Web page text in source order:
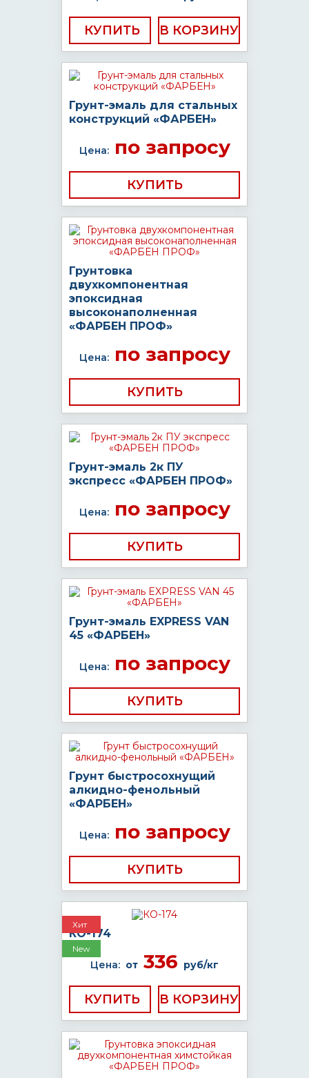
КУПИТЬ
Грунт-эмаль для стальных
конструкций «ФАРБЕН»
Цена:по запросу
КУПИТЬ
Грунтовка
двухкомпонентная
эпоксидная
высоконаполненная
«ФАРБЕН ПРОФ»
Цена:по запросу
КУПИТЬ
Грунт-эмаль 2к ПУ
экспресс «ФАРБЕН ПРОФ»
Цена:по запросу
КУПИТЬ
Грунт-эмаль EXPRESS VAN
45 «ФАРБЕН»
Цена:по запросу
КУПИТЬ
Грунт быстросохнущий
алкидно-фенольный
«ФАРБЕН»
Цена:по запросу
КУПИТЬ
Хит
New
КО-174
Цена: от 336 руб/кг
КУПИТЬ